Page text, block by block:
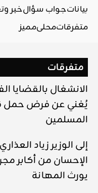
بياناتجواب سؤالخبر
متفرقاتمحليمميز
متفرقات
الانشغال بالقضايا
يُغني عن فرض حمل
المسلمين
إلى الوزير زياد
الإحسان من أكابر
يورث المهانة